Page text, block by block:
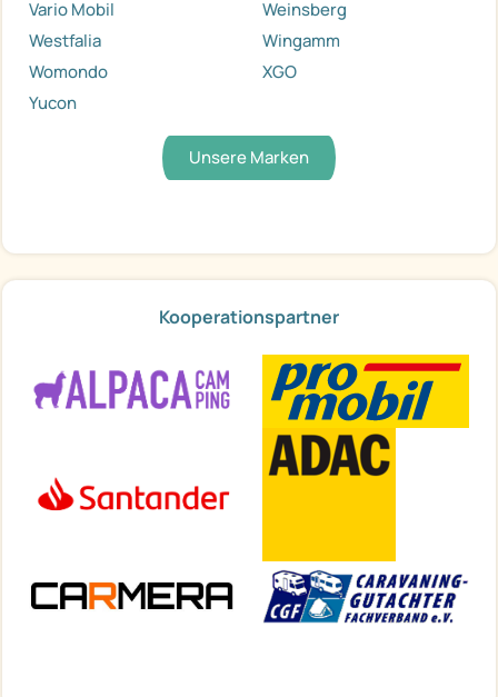
Vario Mobil
Weinsberg
Westfalia
Wingamm
Womondo
XGO
Yucon
Unsere Marken
Kooperationspartner